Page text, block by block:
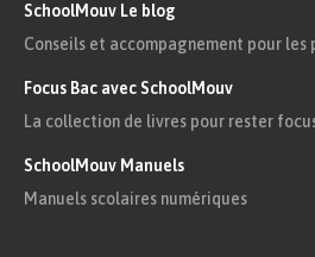
SchoolMouv Le blog
Conseils et accompagnement pour les
Focus Bac avec SchoolMouv
La collection de livres pour rester
SchoolMouv Manuels
Manuels scolaires numériques